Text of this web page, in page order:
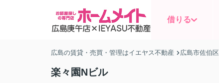
借りる
広島の賃貸・売買・管理はイエヤス不動産 広島市佐伯
楽々園Nビル